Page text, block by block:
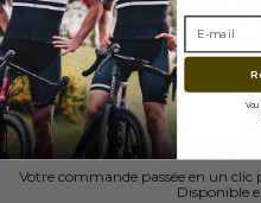
Contactez nous pour tout
Votre commande passée en un clic
Disponible